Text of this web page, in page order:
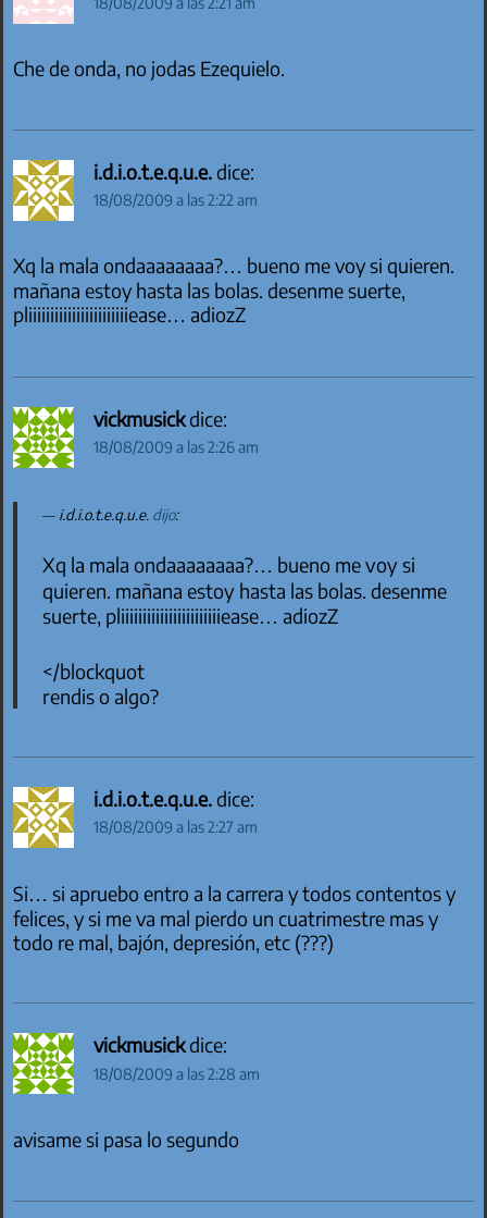
Che de onda, no jodas Ezequielo.
i.d.i.o.t.e.q.u.e.dice:
18/08/2009 a las 2:22 am
Xq la mala ondaaaaaaaa?… bueno me voy si quieren.
mañana estoy hasta las bolas. desenme suerte,
pliiiiiiiiiiiiiiiiiiiiiiiease… adiozZ
vickmusickdice:
18/08/2009 a las 2:26 am
i.d.i.o.t.e.q.u.e. dijo:
Xq la mala ondaaaaaaaa?… bueno me voy si
quieren. mañana estoy hasta las bolas. desenme
suerte, pliiiiiiiiiiiiiiiiiiiiiiiease… adiozZ
</blockquot
rendis o algo?
i.d.i.o.t.e.q.u.e.dice:
18/08/2009 a las 2:27 am
Si… si apruebo entro a la carrera y todos contentos y
felices, y si me va mal pierdo un cuatrimestre mas y
todo re mal, bajón, depresión, etc (???)
vickmusickdice:
18/08/2009 a las 2:28 am
avisame si pasa lo segundo